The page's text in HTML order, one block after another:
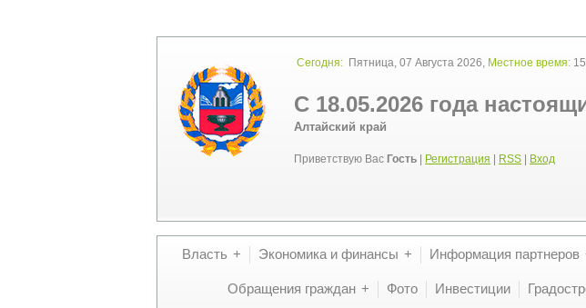
Сегодня: Пятница, 07 Августа 2026, Местное время:
С 18.05.2026 года
Алтайский край
Приветствую Вас Гость Регистрация RSS Вход
Власть Экономика и финансы Информация партнеров
Обращения граждан Фото Инвестиции